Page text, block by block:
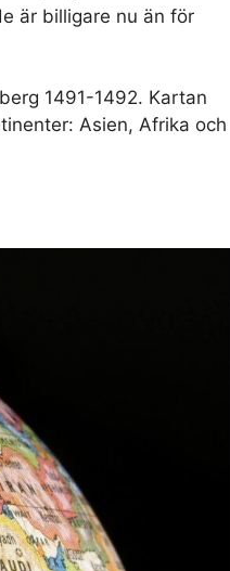
är billigare nu än för
1491-1492. Kartan
Asien, Afrika och